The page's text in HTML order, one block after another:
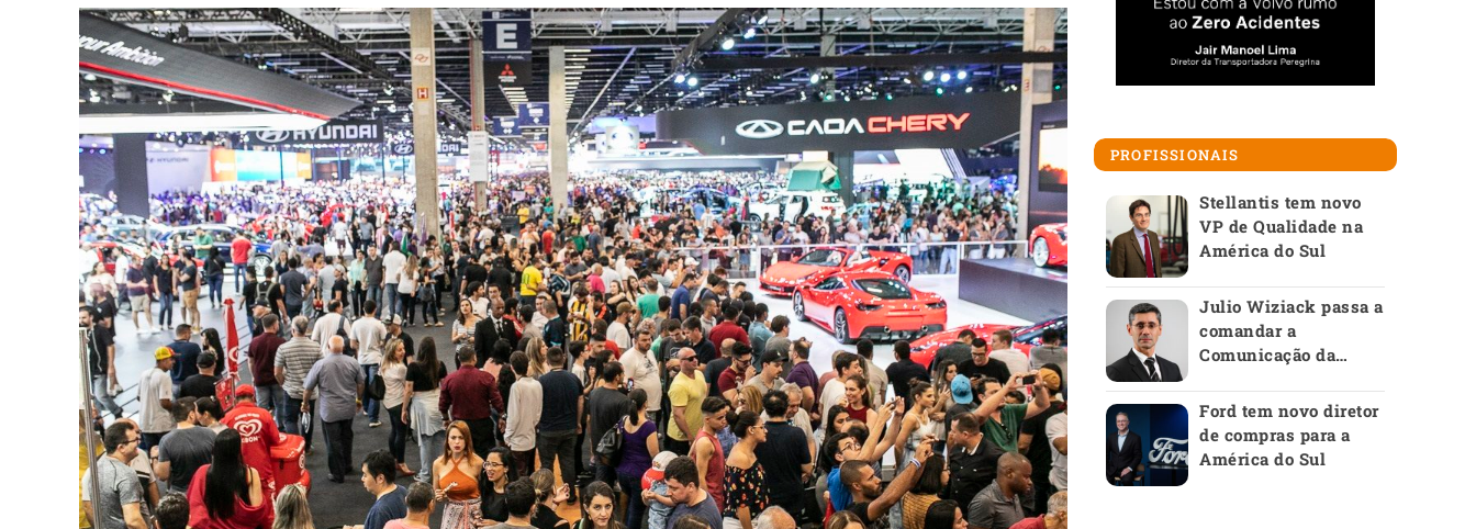
s
A
p
p
PROFISSIONAIS
Stellantis tem novo
VP de Qualidade na
América do Sul
Julio Wiziack passa a
comandar a
Comunicação da
Ford tem novo diretor
de compras para a
América do Sul